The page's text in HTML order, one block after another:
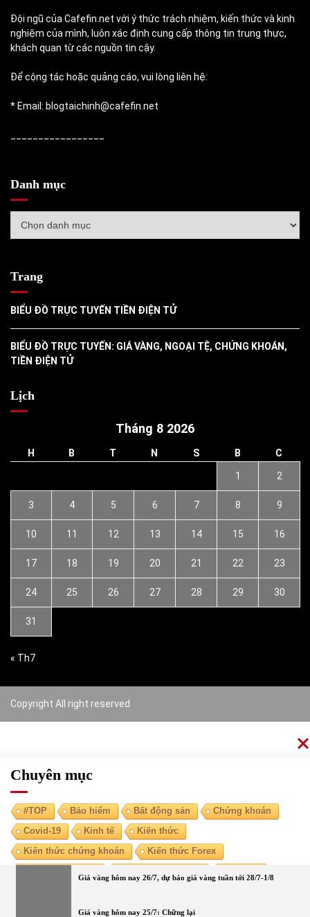
Giá vàng hôm nay 26/7, dự báo giá vàng tuần tới 28/7-1/8
Giá vàng hôm nay 25/7: Chững lại
Đội ngũ của Cafefin.net với ý thức trách nhiệm, kiến thức và kinh
nghiệm của mình, luôn xác định cung cấp thông tin trung thực,
khách quan từ các nguồn tin cậy.
Để cộng tác hoặc quảng cáo, vui lòng liên hệ:
* Email: blogtaichinh@cafefin.net
Danh mục
mục
Trang
BIỂU ĐỒ TRỰC TUYẾN TIỀN ĐIỆN TỬ
BIỂU ĐỒ TRỰC TUYẾN: GIÁ VÀNG, NGOẠI TỆ, CHỨNG KHOÁN,
TIỀN ĐIỆN TỬ
Lịch
Tháng 8 2026
H B T N S B C
1 2
3 4 5 6 7 8 9
10 11 12 13 14 15 16
17 18 19 20 21 22 23
24 25 26 27 28 29 30
31
« Th7
Copyright All right reserved
Chuyên mục
#TOP Bảo hiểm Bất động sản
Chứng khoán
Covid-19
Kinh tế
Kiến thức
Kiến thức chứng khoán
Kiến thức Forex